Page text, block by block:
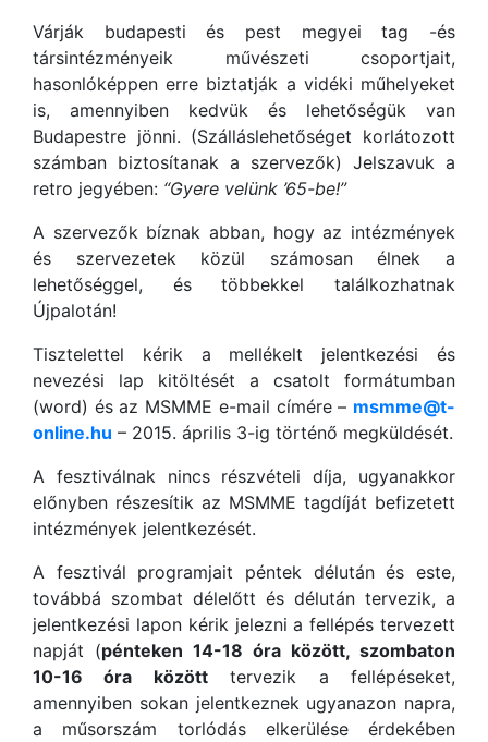
Várják budapesti és pest megyei tag -és
társintézményeik művészeti csoportjait,
hasonlóképpen erre biztatják a vidéki műhelyeket
is, amennyiben kedvük és lehetőségük van
Budapestre jönni. (Szálláslehetőséget korlátozott
számban biztosítanak a szervezők) Jelszavuk a
retro jegyében: “Gyere velünk ’65-be!”
A szervezők bíznak abban, hogy az intézmények
és szervezetek közül számosan élnek a
lehetőséggel, és többekkel találkozhatnak
Újpalotán!
Tisztelettel kérik a mellékelt jelentkezési és
nevezési lap kitöltését a csatolt formátumban
(word) és az MSMME e-mail címére – msmme@t-
online.hu – 2015. április 3-ig történő megküldését.
A fesztiválnak nincs részvételi díja, ugyanakkor
előnyben részesítik az MSMME tagdíját befizetett
intézmények jelentkezését.
A fesztivál programjait péntek délután és este,
továbbá szombat délelőtt és délután tervezik, a
jelentkezési lapon kérik jelezni a fellépés tervezett
napját (pénteken 14-18 óra között, szombaton
10-16 óra közötttervezik a fellépéseket,
amennyiben sokan jelentkeznek ugyanazon napra,
a műsorszám torlódás elkerülése érdekében